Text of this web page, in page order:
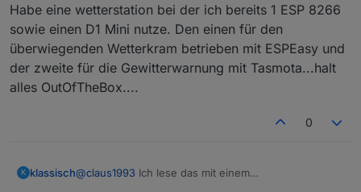
Habe eine wetterstation bei der ich bereits 1 ESP 8266
sowie einen D1 Mini nutze. Den einen für den
überwiegenden Wetterkram betrieben mit ESPEasy und
der zweite für die Gewitterwarnung mit Tasmota...halt
alles OutOfTheBox....
0
K klassisch@claus1993 Ich lese das mit einem